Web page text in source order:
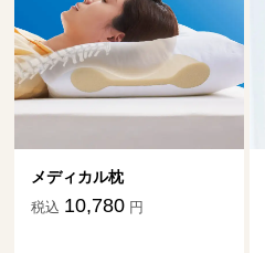
通販生活のフジヒート
税込 2,900－6,300